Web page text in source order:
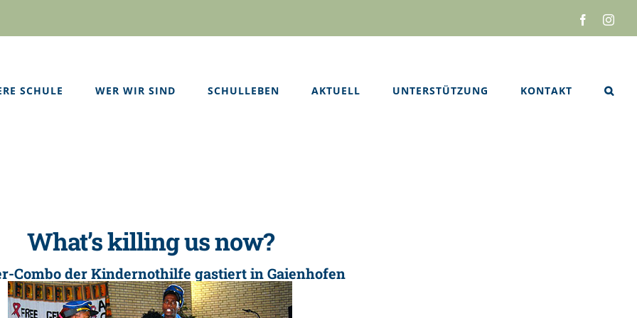
Facebook
SCHULE WER WIR SIND SCHULLEBEN AKTUELL UNTERSTÜTZUNG KONTAKT
What’s killing us now?
Combo der Kindernothilfe gastiert in Gaienhofen